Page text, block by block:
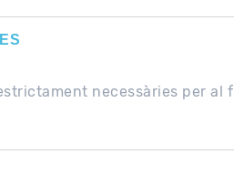
necessàries per al